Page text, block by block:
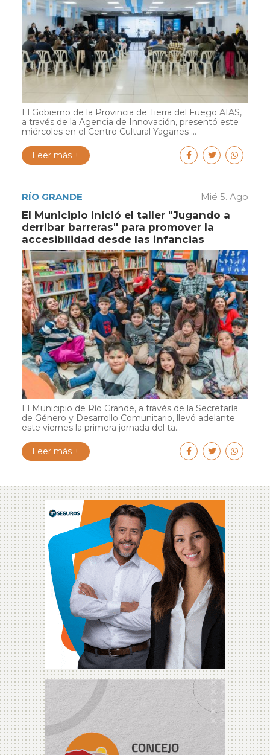
El Gobierno de la Provincia de Tierra del Fuego AIAS,
a través de la Agencia de Innovación, presentó este
miércoles en el Centro Cultural Yaganes ...
Leer más +
RÍO GRANDE Mié 5. Ago
El Municipio inició el taller "Jugando a
derribar barreras" para promover la
accesibilidad desde las infancias
El Municipio de Río Grande, a través de la Secretaría
de Género y Desarrollo Comunitario, llevó adelante
este viernes la primera jornada del ta...
Leer más +